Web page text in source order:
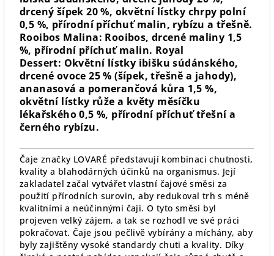
drcený šípek 20 %, okvětní lístky chrpy polní
0,5 %, přírodní příchuť malin, rybízu a třešně.
Rooibos Malina: Rooibos, drcené maliny 1,5
%, přírodní příchuť malin. Royal
Dessert: Okvětní lístky ibišku súdánského,
drcené ovoce 25 % (šípek, třešně a jahody),
ananasová a pomerančová kůra 1,5 %,
okvětní lístky růže a květy měsíčku
lékařského 0,5 %, přírodní příchuť třešní a
černého rybízu.
Čaje značky LOVARÉ představují kombinaci chutnosti,
kvality a blahodárných účinků na organismus. Její
zakladatel začal vytvářet vlastní čajové směsi za
použití přírodních surovin, aby redukoval trh s méně
kvalitními a neúčinnými čaji. O tyto směsi byl
projeven velký zájem, a tak se rozhodl ve své práci
pokračovat. Čaje jsou pečlivě vybírány a míchány, aby
byly zajištěny vysoké standardy chuti a kvality. Díky